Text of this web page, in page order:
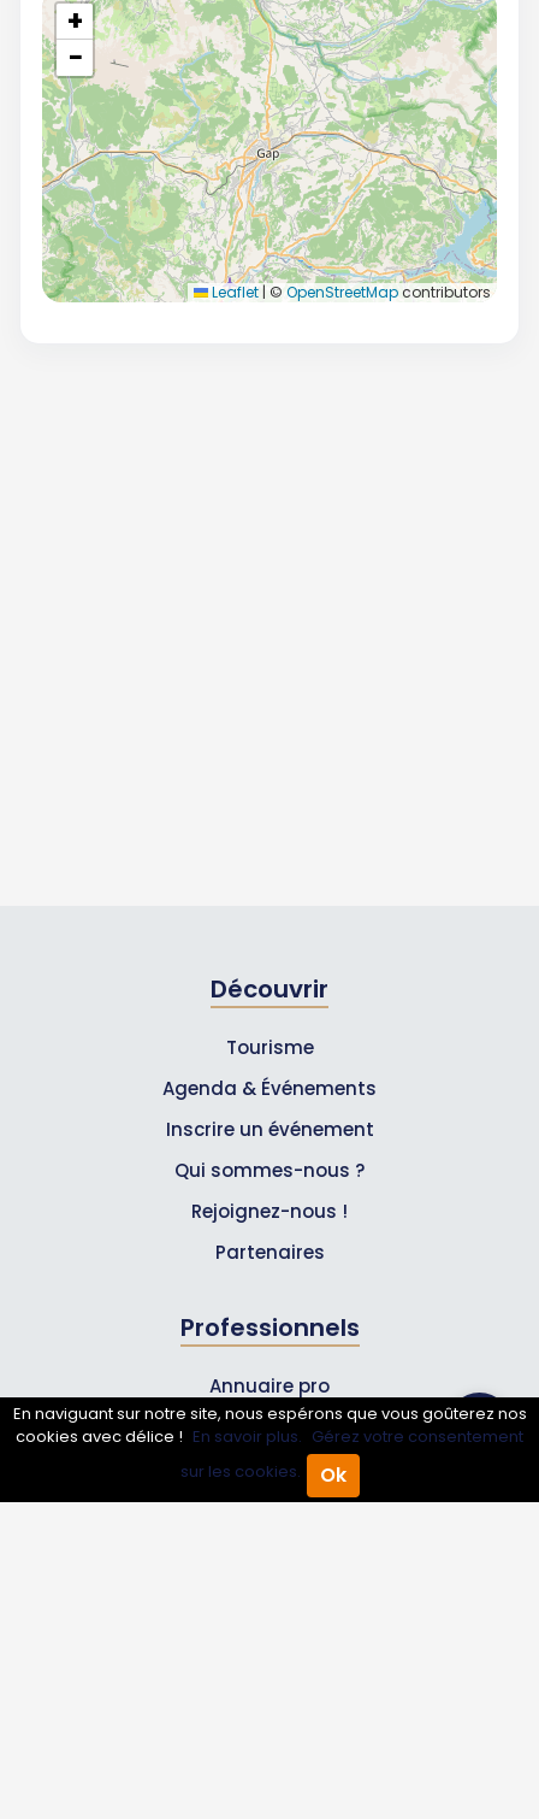
Annuaire Pro Agenda
+
−
Leaflet | © OpenStreetMapcontributors
Découvrir
Tourisme
Agenda & Événements
Inscrire un événement
Qui sommes-nous ?
Rejoignez-nous !
Partenaires
Professionnels
Annuaire pro
Inscrire mon entreprise
Les Abonnements Pros
En naviguant sur notre site, nous espérons que vous goûterez nos
cookies avec délice ! En savoir plus. Gérez votre consentement
sur les cookies.
Ok